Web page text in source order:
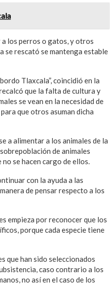
a los perros o gatos, y otros
se rescató se mantenga estable
Tlaxcala”, coincidió en la
que la falta de cultura y
se vean en la necesidad de
que otros asuman dicha
a alimentar a los animales de la
de animales
se hacen cargo de ellos.
con la ayuda a las
de pensar respecto a los
empieza por reconocer que los
porque cada especie tiene
que han sido seleccionados
caso contrario a los
no así en el caso de los